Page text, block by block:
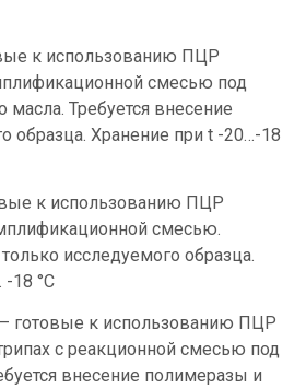
к использованию ПЦР
смесью под
Требуется внесение
образца. Хранение при t -20…-18
к использованию ПЦР
смесью.
исследуемого образца.
-18 °С
– готовые к использованию ПЦР
с реакционной смесью под
внесение полимеразы и